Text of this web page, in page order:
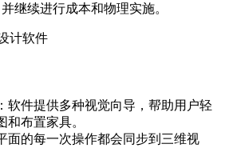
继续进行成本和物理实施。
软件提供多种视觉向导，帮助用户轻
布置家具。
平面的每一次操作都会同步到三维视